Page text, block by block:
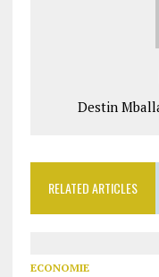
Destin
RELATED ARTICLES
ECONOMIE